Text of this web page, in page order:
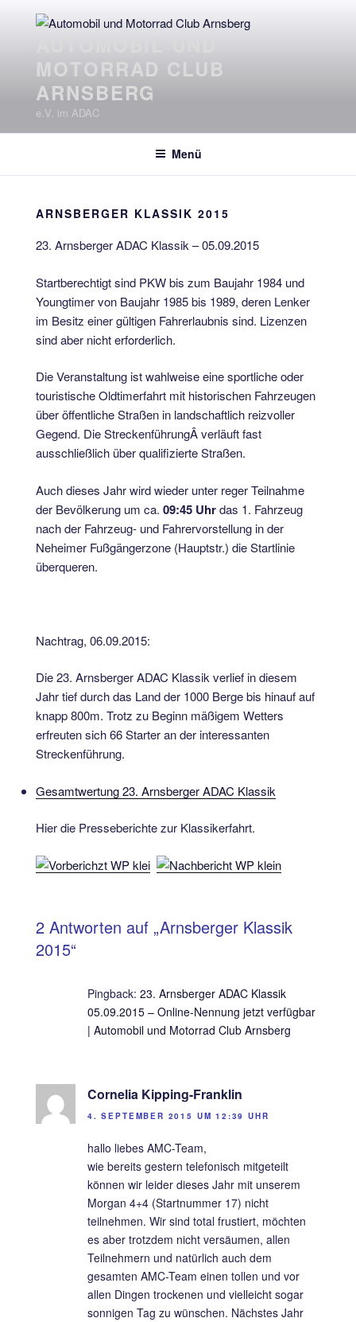
MOTORRAD CLUB
ARNSBERG
e.V. im ADAC
Menü
ARNSBERGER KLASSIK 2015
23. Arnsberger ADAC Klassik – 05.09.2015
Startberechtigt sind PKW bis zum Baujahr 1984 und
Youngtimer von Baujahr 1985 bis 1989, deren Lenker
im Besitz einer gültigen Fahrerlaubnis sind. Lizenzen
sind aber nicht erforderlich.
Die Veranstaltung ist wahlweise eine sportliche oder
touristische Oldtimerfahrt mit historischen Fahrzeugen
über öffentliche Straßen in landschaftlich reizvoller
Gegend. Die StreckenführungÂ verläuft fast
ausschließlich über qualifizierte Straßen.
Auch dieses Jahr wird wieder unter reger Teilnahme
der Bevölkerung um ca. 09:45 Uhrdas 1. Fahrzeug
nach der Fahrzeug- und Fahrervorstellung in der
Neheimer Fußgängerzone (Hauptstr.) die Startlinie
überqueren.
Nachtrag, 06.09.2015:
Die 23. Arnsberger ADAC Klassik verlief in diesem
Jahr tief durch das Land der 1000 Berge bis hinauf auf
knapp 800m. Trotz zu Beginn mäßigem Wetters
erfreuten sich 66 Starter an der interessanten
Streckenführung.
Gesamtwertung 23. Arnsberger ADAC Klassik
Hier die Presseberichte zur Klassikerfahrt.
2 Antworten auf „Arnsberger Klassik
2015“
Pingback: 23. Arnsberger ADAC Klassik
05.09.2015 – Online-Nennung jetzt verfügbar
| Automobil und Motorrad Club Arnsberg
Cornelia Kipping-Franklin
4. SEPTEMBER 2015 UM 12:39 UHR
hallo liebes AMC-Team,
wie bereits gestern telefonisch mitgeteilt
können wir leider dieses Jahr mit unserem
Morgan 4+4 (Startnummer 17) nicht
teilnehmen. Wir sind total frustiert, möchten
es aber trotzdem nicht versäumen, allen
Teilnehmern und natürlich auch dem
gesamten AMC-Team einen tollen und vor
allen Dingen trockenen und vielleicht sogar
sonnigen Tag zu wünschen. Nächstes Jahr